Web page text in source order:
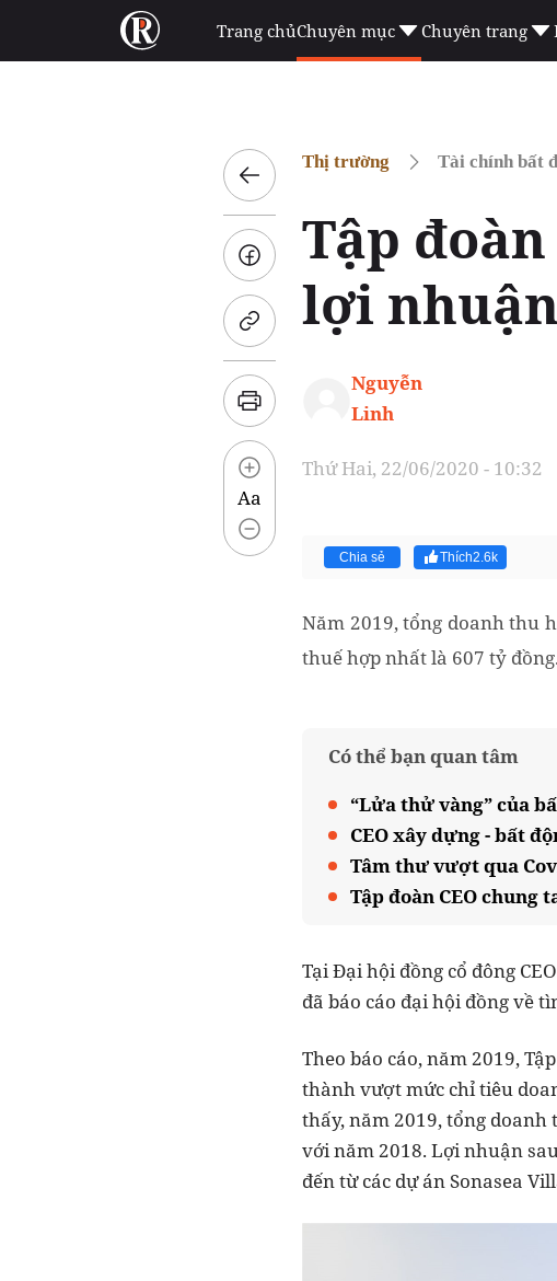
Trang chủChuyên mục Chuyên trang
Aa
Thị trường Tài chính bất
Tập
lợi
Nguyễn
Linh
Thứ Hai, 22/06/2020 - 10:32
Chia sẻ Thích2.6k
Năm 2019, tổng doanh thu
thuế hợp nhất là 607 tỷ đồng.
Có thể bạn quan tâm
“Lửa thử vàng” của
CEO xây dựng - bất
Tâm thư vượt qua
Tập đoàn CEO chung
Tại Đại hội đồng cổ đông
đã báo cáo đại hội đồng về
Theo báo cáo, năm 2019,
thành vượt mức chỉ tiêu
thấy, năm 2019, tổng doanh
với năm 2018. Lợi nhuận
đến từ các dự án Sonasea